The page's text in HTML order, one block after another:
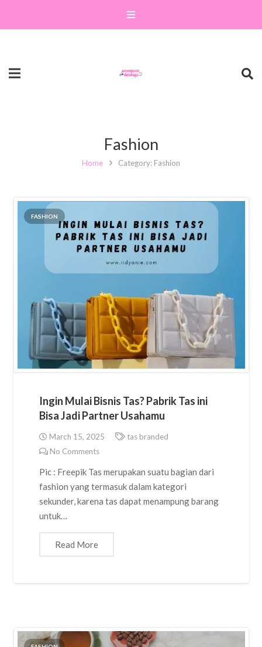
Fashion
Home Category: Fashion
FASHION
Ingin Mulai Bisnis Tas? Pabrik Tas ini
Bisa Jadi Partner Usahamu
March 15, 2025
tas branded
No Comments
Pic : Freepik Tas merupakan suatu bagian dari
fashion yang termasuk dalam kategori
sekunder, karena tas dapat menampung barang
untuk…
Read More